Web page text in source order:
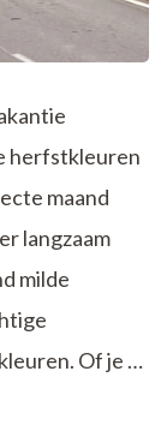
herfstkleuren
maand
langzaam
milde
Of je …